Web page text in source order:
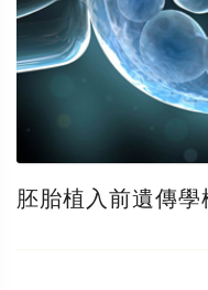
胚胎植入前遺傳學